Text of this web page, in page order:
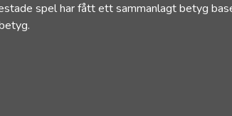
spel har fått ett sammanlagt betyg